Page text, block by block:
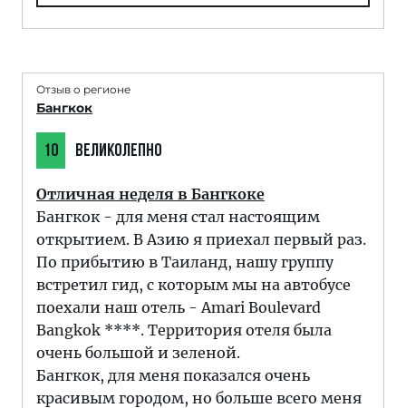
Отзыв о регионе
Бангкок
10 ВЕЛИКОЛЕПНО
Отличная неделя в Бангкоке
Бангкок - для меня стал настоящим
открытием. В Азию я приехал первый раз.
По прибытию в Таиланд, нашу группу
встретил гид, с которым мы на автобусе
поехали наш отель - Amari Boulevard
Bangkok ****. Территория отеля была
очень большой и зеленой.
Бангкок, для меня показался очень
красивым городом, но больше всего меня